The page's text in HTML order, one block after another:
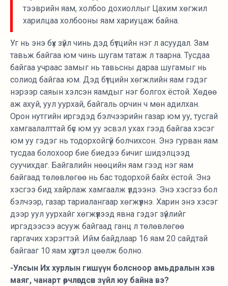
тээврийн яам, холбоо дохиоллыг Цахим хөгжил
харилцаа холбооны яам хариуцаж байна.
Уг нь энэ бүх зүйл чинь дэд бүтцийн нэг л асуудал. Зам
тавьж байгаа юм чинь шугам татаж л таарна. Тусдаа
байгаа учраас замыг нь тавьсны дараа шугамыг нь
солиод байгаа юм. Дэд бүтцийн хөгжлийн яам гэдэг
нэрээр саяын хэлсэн яамдыг нэг болгох ёстой. Хөдөө
аж ахуй, уул уурхай, байгаль орчин ч мөн адилхан.
Орон нутгийн иргэдэд бэлчээрийн газар юм уу, тусгай
хамгаалалттай бүс юм уу эсвэл ухах гээд байгаа хэсэг
юм уу гэдэг нь тодорхойгүй болчихсон. Энэ гурван яам
тусдаа болохоор бие биедээ бичиг шидэлцээд
суучихдаг. Байгалийн нөөцийн яам гээд нэг яам
байгаад төлөвлөгөө нь бас тодорхой байх ёстой. Энэ
хэсгээ бид хайрлаж хамгаалж үлдээнэ. Энэ хэсгээ бол
бэлчээр, газар тариалангаар хөгжүүлнэ. Харин энэ хэсэг
дээр уул уурхайг хөгжүүлээд явна гэдэг зүйлийг
иргэдээсээ асууж байгаад ганц л төлөвлөгөө
гаргачих хэрэгтэй. Ийм байдлаар 16 яам 20 сайдтай
байгааг 10 яам хүртэл цөөлж болно.
-Улсын Их хурлын гишүүн болсноор амьдралын хэв
маяг, чанарт өөрчлөгдсөн зүйл юу байна вэ?